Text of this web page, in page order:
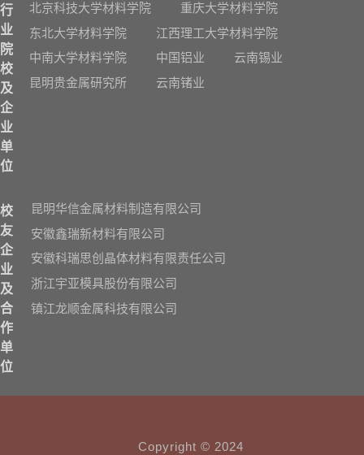
行
业
院
校
及
企
业
单
位
北京科技大学材料学院
重庆大学材料学院
东北大学材料学院
江西理工大学材料学院
中南大学材料学院
中国铝业
云南锡业
昆明贵金属研究所
云南锗业
校
友
企
业
及
合
作
单
位
昆明华信金属材料制造有限公司
安徽鑫瑞新材料有限公司
安徽科瑞思创晶体材料有限责任公司
浙江宇亚模具股份有限公司
镇江龙顺金属科技有限公司
Copyright © 2024